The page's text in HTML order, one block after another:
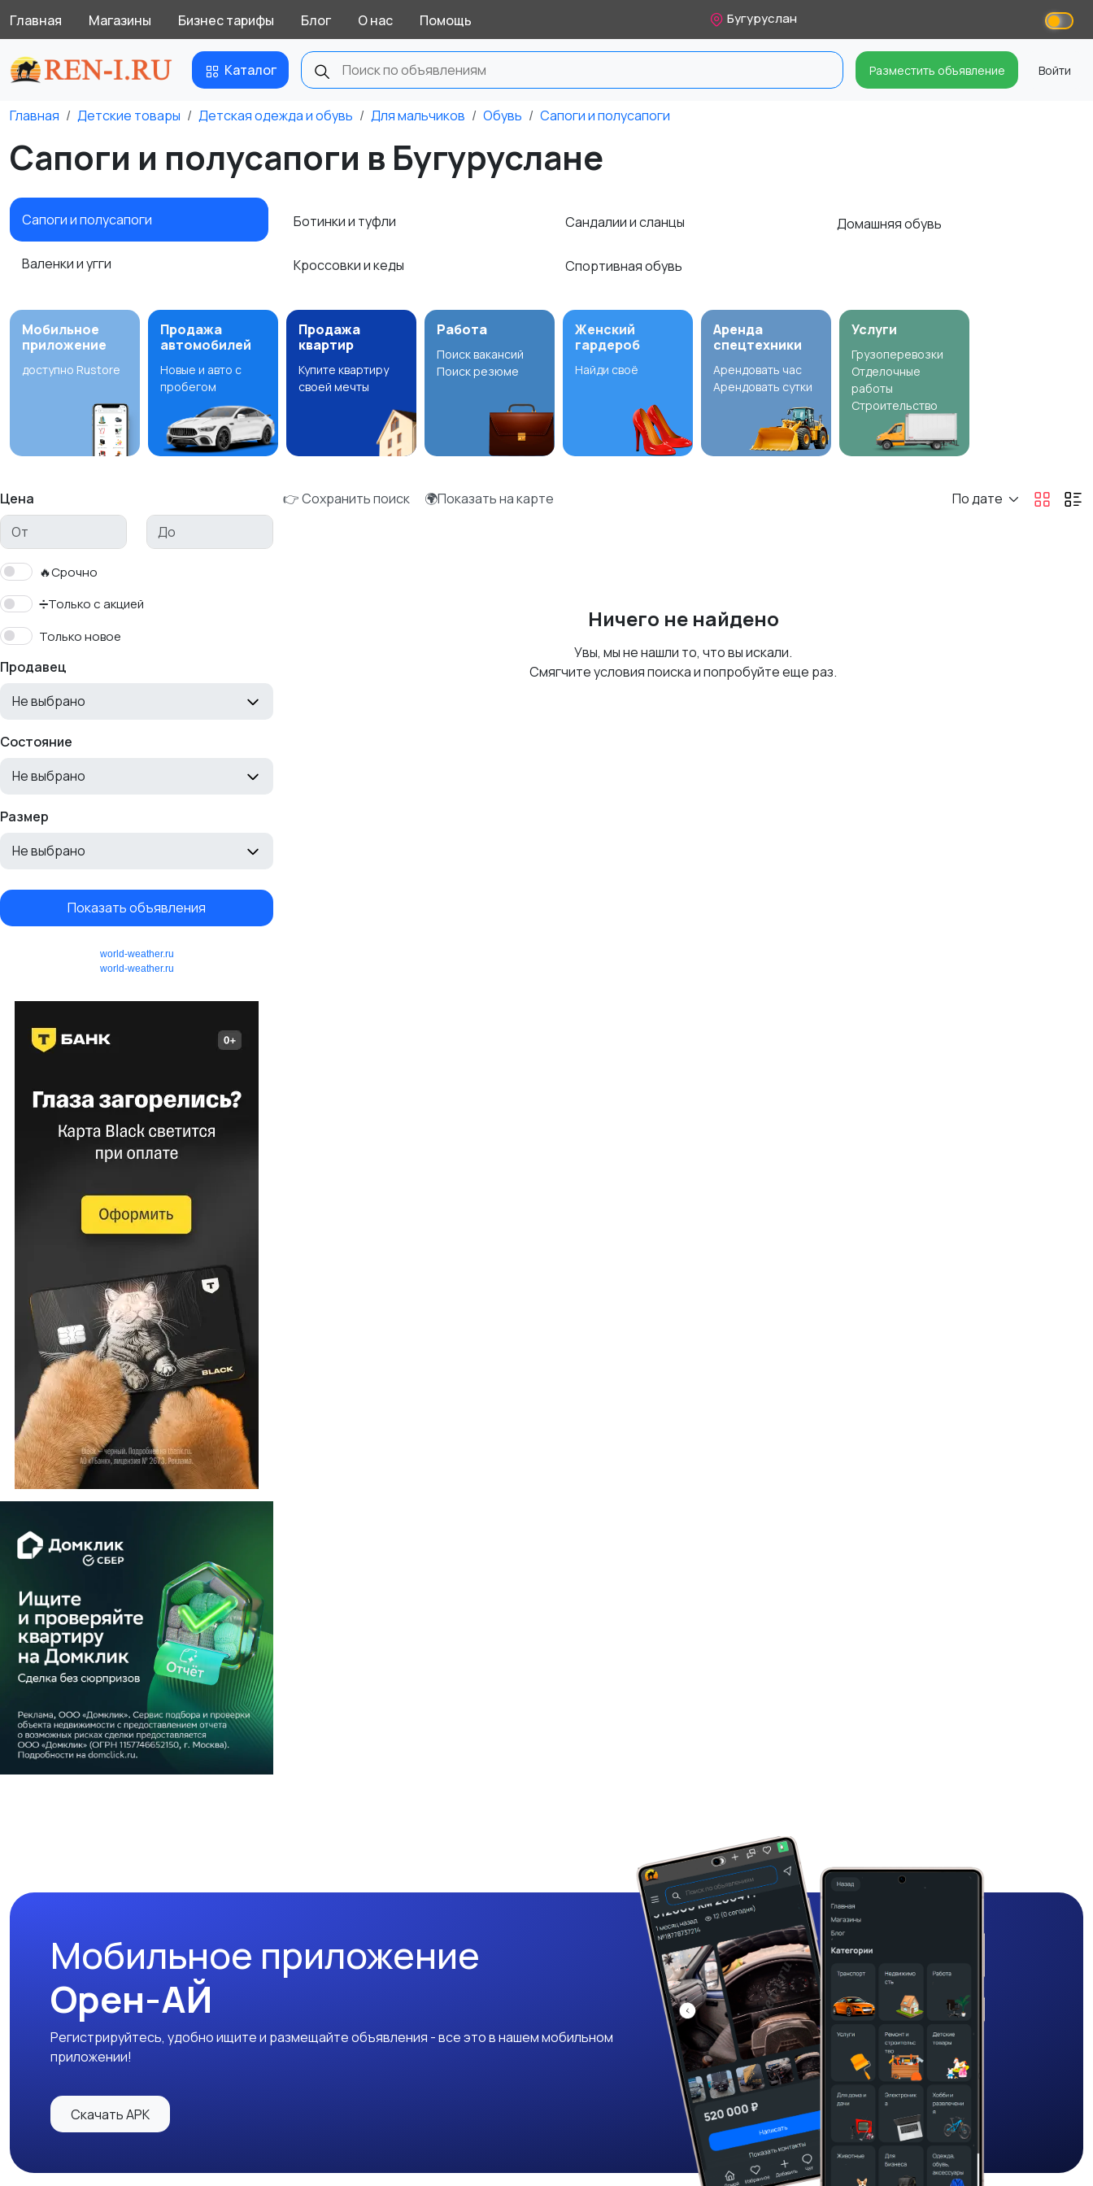
Главная Магазины Бизнес тарифы Блог О нас Помощь Бугуруслан
Каталог Разместить объявление Войти
Главная Детские товары Детская одежда и обувь Для мальчиков Обувь Сапоги и полусапоги
Сапоги и полусапоги в Бугуруслане
Сапоги и полусапоги
Валенки и угги
Ботинки и туфли
Кроссовки и кеды
Сандалии и сланцы
Спортивная обувь
Домашняя обувь
Мобильное
приложение
доступно Rustore
Продажа
автомобилей
Новые и авто с
пробегом
Продажа
квартир
Купите квартиру
своей мечты
Работа
Поиск вакансий
Поиск резюме
Женский
гардероб
Найди своё
Аренда
спецтехники
Арендовать час
Арендовать сутки
Услуги
Грузоперевозки
Отделочные
работы
Строительство
Цена
🔥Срочно
➗Только с акцией
Только новое
Продавец
Не выбрано
Состояние
Не выбрано
Размер
Не выбрано
Показать объявления
world-weather.ru
world-weather.ru
👉 Сохранить поиск 🌍Показать на карте По дате
Ничего не найдено
Увы, мы не нашли то, что вы искали.
Смягчите условия поиска и попробуйте еще раз.
Мобильное приложение
Орен-АЙ
Регистрируйтесь, удобно ищите и размещайте объявления - все это в нашем мобильном
приложении!
Скачать APK